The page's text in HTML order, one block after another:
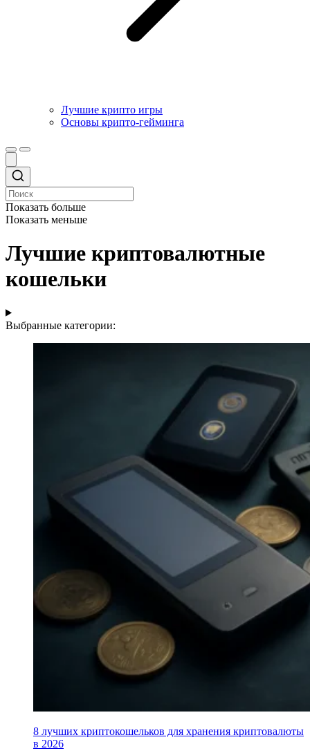
Лучшие крипто игры
Основы крипто-гейминга
Показать больше
Показать меньше
Лучшие криптовалютные
кошельки
Выбранные категории:
8 лучших криптокошельков для хранения криптовалюты
в 2026